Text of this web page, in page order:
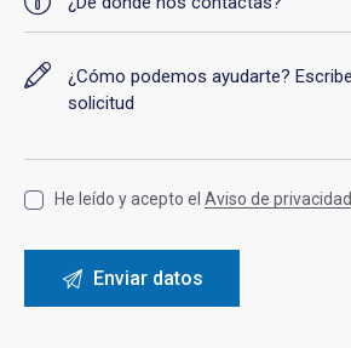
He leído y acepto elAviso de privacidad